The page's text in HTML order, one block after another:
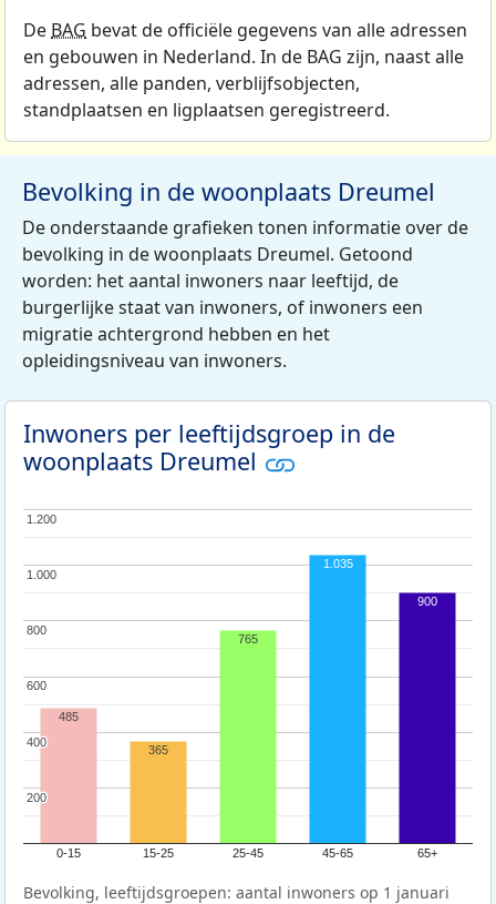
De BAG bevat de officiële gegevens van alle adressen
en gebouwen in Nederland. In de BAG zijn, naast alle
adressen, alle panden, verblijfsobjecten,
standplaatsen en ligplaatsen geregistreerd.
Bevolking in de woonplaats Dreumel
De onderstaande grafieken tonen informatie over de
bevolking in de woonplaats Dreumel. Getoond
worden: het aantal inwoners naar leeftijd, de
burgerlijke staat van inwoners, of inwoners een
migratie achtergrond hebben en het
opleidingsniveau van inwoners.
Inwoners per leeftijdsgroep in de
woonplaats Dreumel
0-15 15-25 25-45 45-65 65+
200
200
400
400
600
600
800
800
1.000
1.000
1.200
1.200
485
365
765
1.035
900
Bevolking, leeftijdsgroepen: aantal inwoners op 1 januari